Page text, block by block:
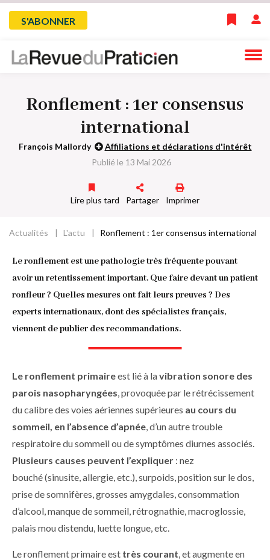
Skip
navigation
Menu
du
de
l'utilisateur
S'ABONNER
Ronflement : 1er consensus
international
François Mallordy
Affiliations et déclarations d'intérêt
Publié le 13 Mai 2026
Lire plus tard Partager Imprimer
Fil
d'Ariane
Actualités L'actu Ronflement : 1er consensus international
Le ronflement est une pathologie très fréquente pouvant
avoir un retentissement important. Que faire devant un patient
ronfleur ? Quelles mesures ont fait leurs preuves ? Des
experts internationaux, dont des spécialistes français,
viennent de publier des recommandations.
Le ronflement primaireest lié à lavibration sonore des
parois nasopharyngées, provoquée par le rétrécissement
du calibre des voies aériennes supérieures au cours du
sommeil, en l’absence d’apnée, d’un autre trouble
respiratoire du sommeil ou de symptômes diurnes associés.
Plusieurs causes peuvent l’expliquer : nez
bouché (sinusite, allergie, etc.), surpoids, position sur le dos,
prise de somnifères, grosses amygdales, consommation
d’alcool, manque de sommeil, rétrognathie, macroglossie,
palais mou distendu, luette longue, etc.
Le ronflement primaire est très courant, et augmente en